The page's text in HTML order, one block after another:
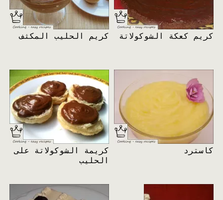
كريم الحليب المكثف كريم كعكة الشوكولاتة
كريمة الشوكولاتة على
الحليب
كاسترد